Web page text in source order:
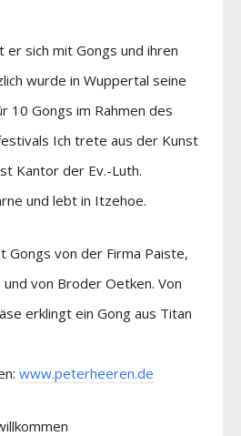
sich mit Gongs und ihren
wurde in Wuppertal seine
10 Gongs im Rahmen des
Ich trete aus der Kunst
Kantor der Ev.-Luth.
und lebt in Itzehoe.
von der Firma Paiste,
von Broder Oetken. Von
erklingt ein Gong aus Titan
www.peterheeren.de